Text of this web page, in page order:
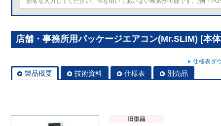
店舗・事務所用パッケージエアコン(Mr.SLIM) [本
仕様表ダ
製品概要 技術資料 仕様表 別売品